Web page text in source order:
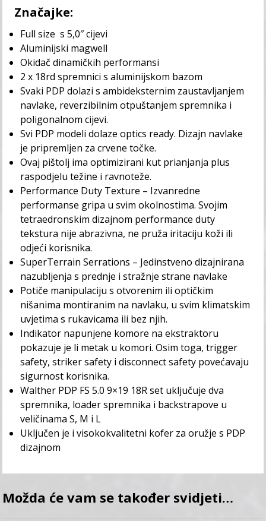
Značajke:
Full size s 5,0″ cijevi
Aluminijski magwell
Okidač dinamičkih performansi
2 x 18rd spremnici s aluminijskom bazom
Svaki PDP dolazi s ambideksternim zaustavljanjem
navlake, reverzibilnim otpuštanjem spremnika i
poligonalnom cijevi.
Svi PDP modeli dolaze optics ready. Dizajn navlake
je pripremljen za crvene točke.
Ovaj pištolj ima optimizirani kut prianjanja plus
raspodjelu težine i ravnoteže.
Performance Duty Texture – Izvanredne
performanse gripa u svim okolnostima. Svojim
tetraedronskim dizajnom performance duty
tekstura nije abrazivna, ne pruža iritaciju koži ili
odjeći korisnika.
SuperTerrain Serrations – Jedinstveno dizajnirana
nazubljenja s prednje i stražnje strane navlake
Potiče manipulaciju s otvorenim ili optičkim
nišanima montiranim na navlaku, u svim klimatskim
uvjetima s rukavicama ili bez njih.
Indikator napunjene komore na ekstraktoru
pokazuje je li metak u komori. Osim toga, trigger
safety, striker safety i disconnect safety povećavaju
sigurnost korisnika.
Walther PDP FS 5.0 9×19 18R set uključuje dva
spremnika, loader spremnika i backstrapove u
veličinama S, M i L
Uključen je i visokokvalitetni kofer za oružje s PDP
dizajnom
Možda će vam se također svidjeti…